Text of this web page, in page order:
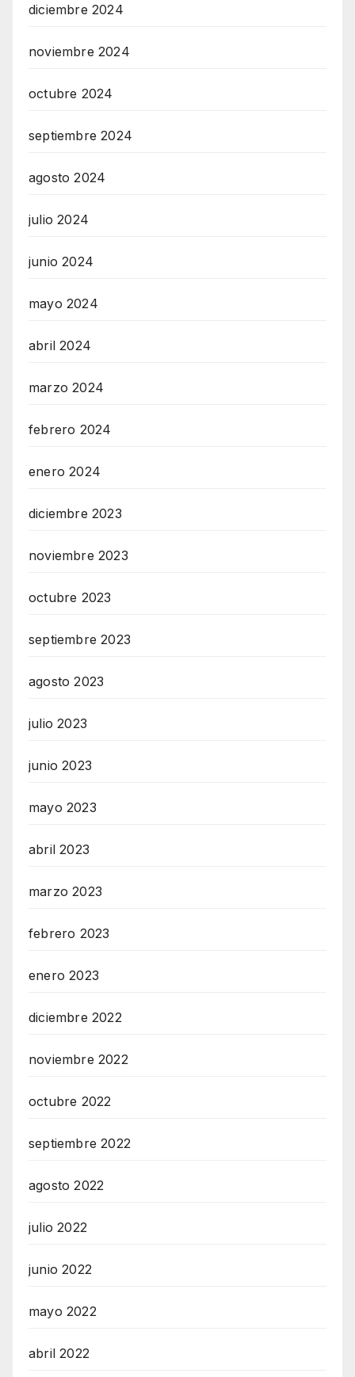
diciembre 2024
noviembre 2024
octubre 2024
septiembre 2024
agosto 2024
julio 2024
junio 2024
mayo 2024
abril 2024
marzo 2024
febrero 2024
enero 2024
diciembre 2023
noviembre 2023
octubre 2023
septiembre 2023
agosto 2023
julio 2023
junio 2023
mayo 2023
abril 2023
marzo 2023
febrero 2023
enero 2023
diciembre 2022
noviembre 2022
octubre 2022
septiembre 2022
agosto 2022
julio 2022
junio 2022
mayo 2022
abril 2022